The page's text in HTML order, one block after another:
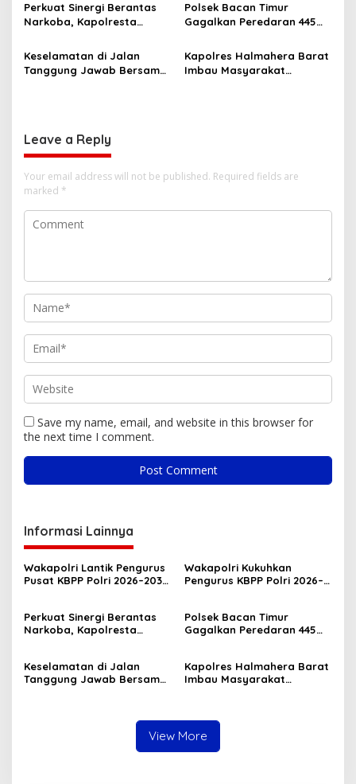
g
a
t
i
Perkuat Sinergi Berantas
Narkoba, Kapolresta
Silaturahmi Kepala BNN
Provinsi Maluku Utara
Polsek Bacan Timur
Gagalkan Peredaran 445
Siap Edar
Keselamatan di Jalan
Tanggung Jawab Bersama,
Kapolres Halmahera Barat
Imbau Masyarakat
Leave a Reply
Your email address will not be published. Required fields are
marked *
Save my name, email, and website in this browser for
the next time I comment.
Informasi Lainnya
Wakapolri Lantik Pengurus
Pusat KBPP Polri 2026–2031,
Wakapolri Kukuhkan
Pengurus KBPP Polri 2026–
Perkuat Sinergi Berantas
Narkoba, Kapolresta
Provinsi Maluku Utara
Polsek Bacan Timur
Gagalkan Peredaran 445
Keselamatan di Jalan
Tanggung Jawab Bersama,
Kapolres Halmahera Barat
Imbau Masyarakat
View More